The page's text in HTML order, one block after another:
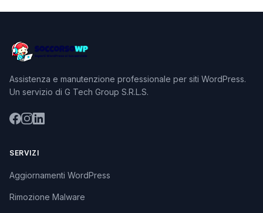
Assistenza e manutenzione professionale per siti WordPress.
Un servizio di G Tech Group S.R.L.S.
SERVIZI
Aggiornamenti WordPress
Rimozione Malware